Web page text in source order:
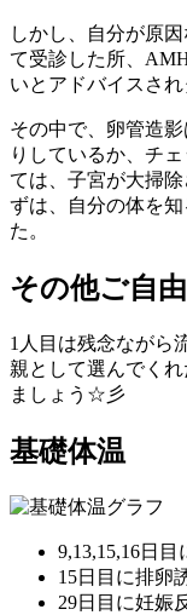
しかし、自分が原
て受診した所、
いとアドバイスさ
その中で、卵管造
りしているか、チ
ては、子宮が大掃
ずは、自分の体を
た。
その他ご自
1人目は残念ながら
親として選んでく
ましょう☆彡
基礎体温
9,13,15,16日目
15日目に排卵
29日目に妊娠